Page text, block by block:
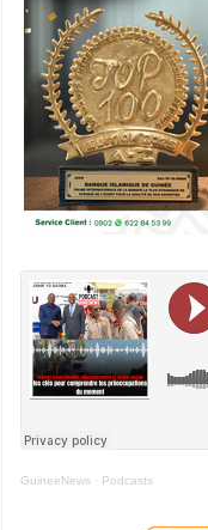
GuineeNews · Podcasts